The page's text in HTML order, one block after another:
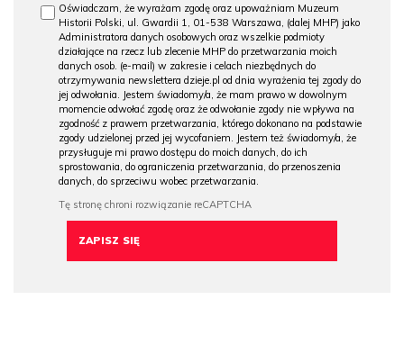
Oświadczam, że wyrażam zgodę oraz upoważniam Muzeum
Historii Polski, ul. Gwardii 1, 01-538 Warszawa, (dalej MHP) jako
Administratora danych osobowych oraz wszelkie podmioty
działające na rzecz lub zlecenie MHP do przetwarzania moich
danych osob. (e-mail) w zakresie i celach niezbędnych do
otrzymywania newslettera dzieje.pl od dnia wyrażenia tej zgody do
jej odwołania. Jestem świadomy/a, że mam prawo w dowolnym
momencie odwołać zgodę oraz że odwołanie zgody nie wpływa na
zgodność z prawem przetwarzania, którego dokonano na podstawie
zgody udzielonej przed jej wycofaniem. Jestem też świadomy/a, że
przysługuje mi prawo dostępu do moich danych, do ich
sprostowania, do ograniczenia przetwarzania, do przenoszenia
danych, do sprzeciwu wobec przetwarzania.